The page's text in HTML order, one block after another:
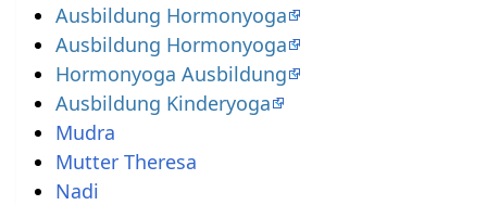
Ausbildung Hormonyoga
Ausbildung Hormonyoga
Hormonyoga Ausbildung
Ausbildung Kinderyoga
Mudra
Mutter Theresa
Nadi